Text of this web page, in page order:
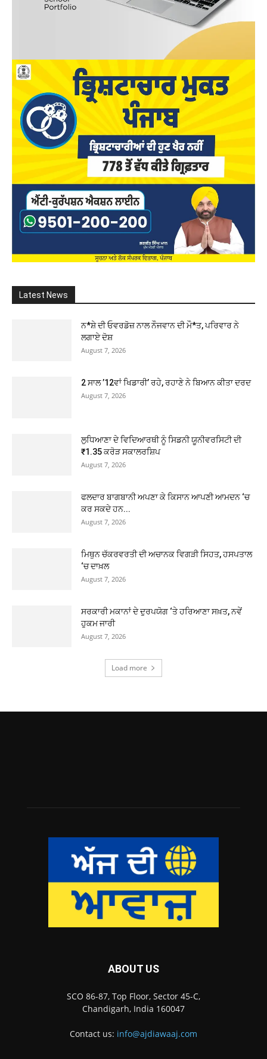
Latest News
ਨ*ਸ਼ੇ ਦੀ ਓਵਰਡੋਜ਼ ਨਾਲ ਨੌਜਵਾਨ ਦੀ ਮੌ*ਤ, ਪਰਿਵਾਰ ਨੇ
ਲਗਾਏ ਦੋਸ਼
August 7, 2026
2 ਸਾਲ ’12ਵਾਂ ਖਿਡਾਰੀ’ ਰਹੇ, ਰਹਾਣੇ ਨੇ ਬਿਆਨ ਕੀਤਾ ਦਰਦ
August 7, 2026
ਲੁਧਿਆਣਾ ਦੇ ਵਿਦਿਆਰਥੀ ਨੂੰ ਸਿਡਨੀ ਯੂਨੀਵਰਸਿਟੀ ਦੀ
₹1.35 ਕਰੋੜ ਸਕਾਲਰਸ਼ਿਪ
August 7, 2026
ਫਲਦਾਰ ਬਾਗਬਾਨੀ ਅਪਣਾ ਕੇ ਕਿਸਾਨ ਆਪਣੀ ਆਮਦਨ ‘ਚ
ਕਰ ਸਕਦੇ ਹਨ...
August 7, 2026
ਮਿਥੁਨ ਚੱਕਰਵਰਤੀ ਦੀ ਅਚਾਨਕ ਵਿਗੜੀ ਸਿਹਤ, ਹਸਪਤਾਲ
‘ਚ ਦਾਖ਼ਲ
August 7, 2026
ਸਰਕਾਰੀ ਮਕਾਨਾਂ ਦੇ ਦੁਰਪਯੋਗ ‘ਤੇ ਹਰਿਆਣਾ ਸਖ਼ਤ, ਨਵੇਂ
ਹੁਕਮ ਜਾਰੀ
August 7, 2026
Load more
ABOUT US
SCO 86-87, Top Floor, Sector 45-C,
Chandigarh, India 160047
Contact us: info@ajdiawaaj.com